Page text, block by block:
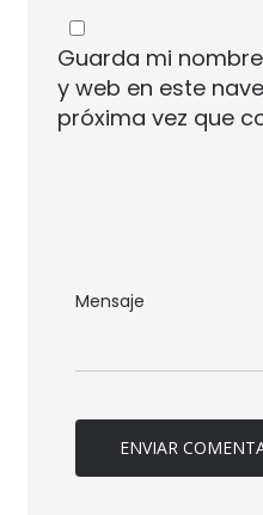
Guarda mi
y web en este
próxima vez que